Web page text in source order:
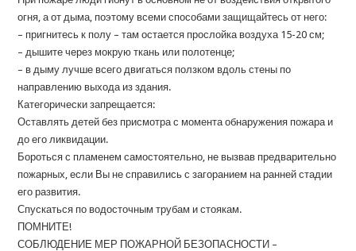
огня, а от дыма, поэтому всеми способами защищайтесь от него:
– пригнитесь к полу – там остается прослойка воздуха 15-20 см;
– дышите через мокрую ткань или полотенце;
– в дыму лучше всего двигаться ползком вдоль стены по
направлению выхода из здания.
Категорически запрещается:
Оставлять детей без присмотра с момента обнаружения пожара и
до его ликвидации.
Бороться с пламенем самостоятельно, не вызвав предварительно
пожарных, если Вы не справились с загоранием на ранней стадии
его развития.
Спускаться по водосточным трубам и стоякам.
ПОМНИТЕ!
СОБЛЮДЕНИЕ МЕР ПОЖАРНОЙ БЕЗОПАСНОСТИ –